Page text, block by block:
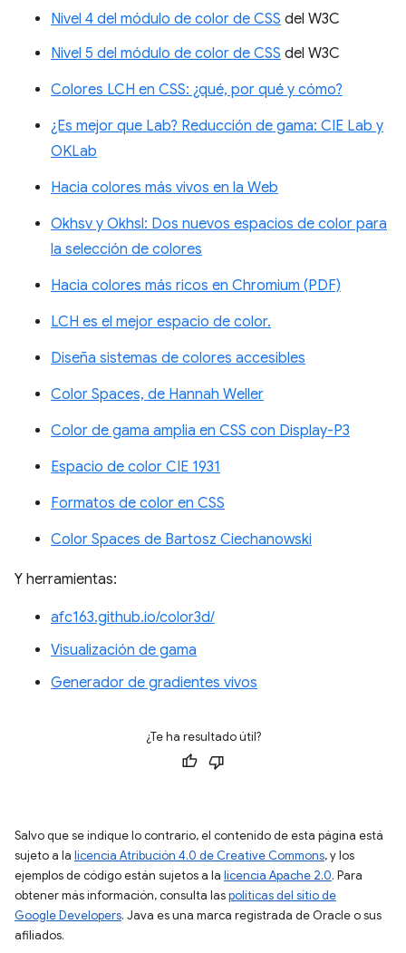
Nivel 4 del módulo de color de CSS del W3C
Nivel 5 del módulo de color de CSS del W3C
Colores LCH en CSS: ¿qué, por qué y cómo?
¿Es mejor que Lab? Reducción de gama: CIE Lab y
OKLab
Hacia colores más vivos en la Web
Okhsv y Okhsl: Dos nuevos espacios de color para
la selección de colores
Hacia colores más ricos en Chromium (PDF)
LCH es el mejor espacio de color.
Diseña sistemas de colores accesibles
Color Spaces, de Hannah Weller
Color de gama amplia en CSS con Display-P3
Espacio de color CIE 1931
Formatos de color en CSS
Color Spaces de Bartosz Ciechanowski
Y herramientas:
afc163.github.io/color3d/
Visualización de gama
Generador de gradientes vivos
¿Te ha resultado útil?
Salvo que se indique lo contrario, el contenido de esta página está
sujeto a la licencia Atribución 4.0 de Creative Commons, y los
ejemplos de código están sujetos a la licencia Apache 2.0. Para
obtener más información, consulta laspolíticas del sitio de
Google Developers. Java es una marca registrada de Oracle o sus
afiliados.